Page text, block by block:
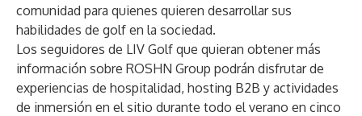
comunidad para quienes quieren desarrollar sus
habilidades de golf en la sociedad.
Los seguidores de LIV Golf que quieran obtener más
información sobre ROSHN Group podrán disfrutar de
experiencias de hospitalidad, hosting B2B y actividades
de inmersión en el sitio durante todo el verano en cinco